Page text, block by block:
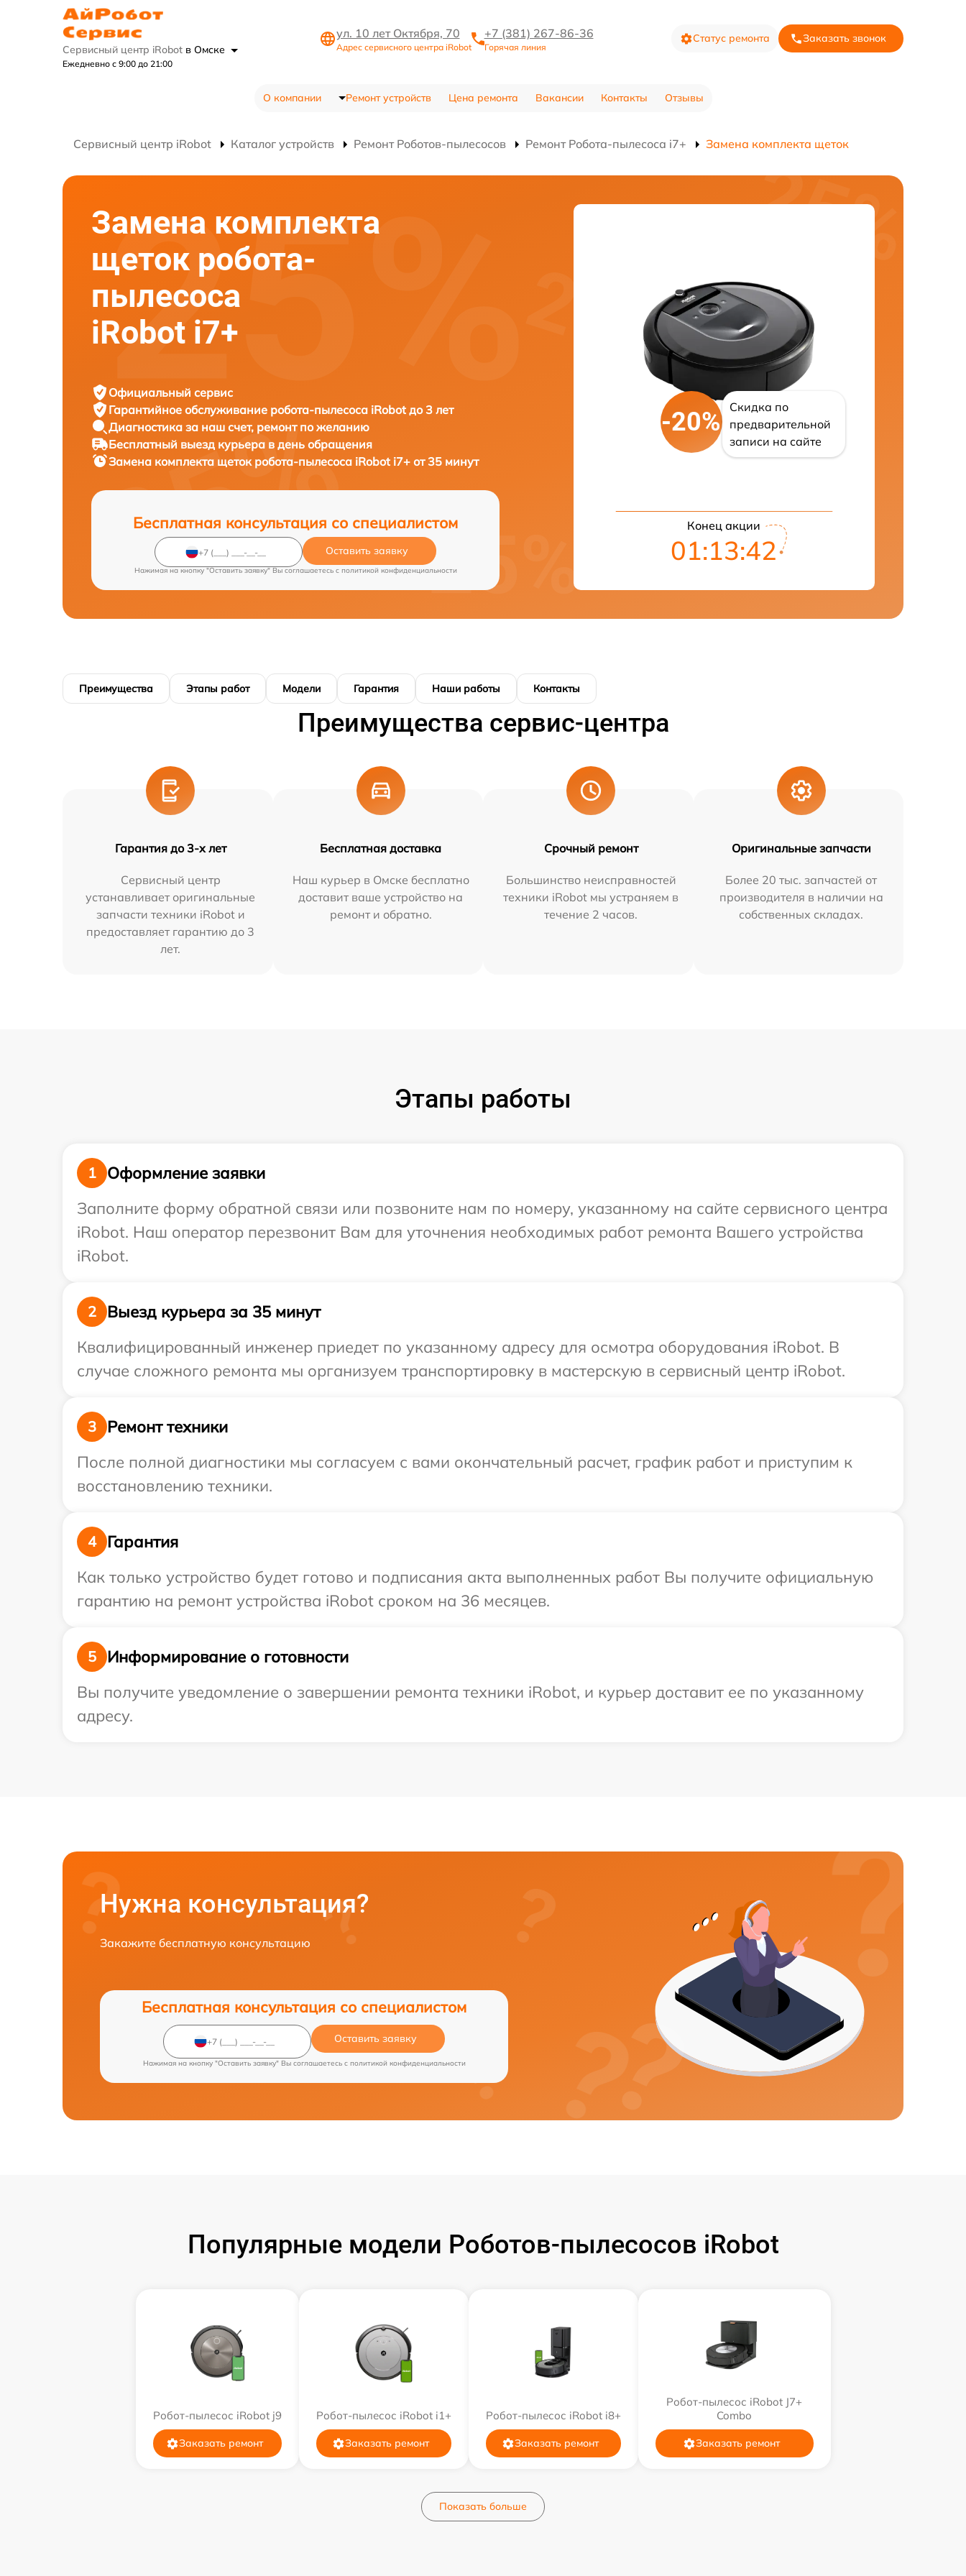
Сервисный центр iRobot в Омске
Ежедневно с 9:00 до 21:00
ул. 10 лет Октября, 70
Адрес сервисного центра iRobot
+7 (381) 267-86-36
Горячая линия
Статус ремонта Заказать звонок
О компании Ремонт устройств Цена ремонта Вакансии Контакты Отзывы
Сервисный центр iRobot Каталог устройств Ремонт Роботов-пылесосов Ремонт Робота-пылесоса i7+ Замена комплекта щеток
Замена комплекта
щеток робота-
пылесоса
iRobot i7+
Официальный сервис
Гарантийное обслуживание робота-пылесоса iRobot до 3 лет
Диагностика за наш счет, ремонт по желанию
Бесплатный выезд курьера в день обращения
Замена комплекта щеток робота-пылесоса iRobot i7+ от 35 минут
Бесплатная консультация со специалистом
Оставить заявку
Нажимая на кнопку "Оставить заявку" Вы соглашаетесь c политикой конфиденциальности
-20%
Скидка по
предварительной
записи на сайте
Конец акции
01:13:41
Преимущества Этапы работ Модели Гарантия Наши работы Контакты
Преимущества сервис-центра
Гарантия до 3-х лет
Сервисный центр
устанавливает оригинальные
запчасти техники iRobot и
предоставляет гарантию до 3
лет.
Бесплатная доставка
Наш курьер в Омске бесплатно
доставит ваше устройство на
ремонт и обратно.
Срочный ремонт
Большинство неисправностей
техники iRobot мы устраняем в
течение 2 часов.
Оригинальные запчасти
Более 20 тыс. запчастей от
производителя в наличии на
собственных складах.
Этапы работы
1
Оформление заявки
Заполните форму обратной связи или позвоните нам по номеру, указанному на сайте сервисного центра
iRobot. Наш оператор перезвонит Вам для уточнения необходимых работ ремонта Вашего устройства
iRobot.
2
Выезд курьера за 35 минут
Квалифицированный инженер приедет по указанному адресу для осмотра оборудования iRobot. В
случае сложного ремонта мы организуем транспортировку в мастерскую в сервисный центр iRobot.
3
Ремонт техники
После полной диагностики мы согласуем с вами окончательный расчет, график работ и приступим к
восстановлению техники.
4
Гарантия
Как только устройство будет готово и подписания акта выполненных работ Вы получите официальную
гарантию на ремонт устройства iRobot сроком на 36 месяцев.
5
Информирование о готовности
Вы получите уведомление о завершении ремонта техники iRobot, и курьер доставит ее по указанному
адресу.
Нужна консультация?
Закажите бесплатную консультацию
Бесплатная консультация со специалистом
Оставить заявку
Нажимая на кнопку "Оставить заявку" Вы соглашаетесь c политикой конфиденциальности
Популярные модели Роботов-пылесосов iRobot
Робот-пылесос iRobot j9
Заказать ремонт
Робот-пылесос iRobot i1+
Заказать ремонт
Робот-пылесос iRobot i8+
Заказать ремонт
Робот-пылесос iRobot J7+
Combo
Заказать ремонт
Показать больше